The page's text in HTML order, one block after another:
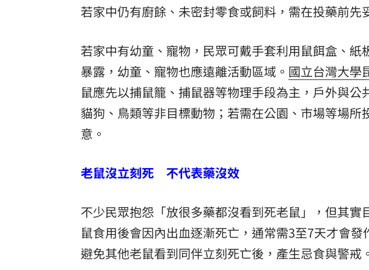
若家中仍有廚餘、未密封零食或飼料，需在投藥前先
若家中有幼童、寵物，民眾可戴手套利用鼠餌盒、
暴露，幼童、寵物也應遠離活動區域。 國立台灣大學
鼠應先以捕鼠籠、捕鼠器等物理手段為主，戶外與
貓狗、鳥類等非目標動物；若需在公園、市場等場
意。
老鼠沒立刻死 不代表藥沒效
不少民眾抱怨「放很多藥都沒看到死老鼠」，但其
鼠食用後會因內出血逐漸死亡，通常需3至7天才會
避免其他老鼠看到同伴立刻死亡後，產生忌食與警戒。